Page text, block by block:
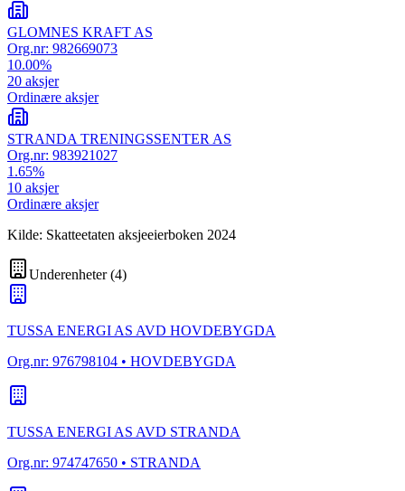
GLOMNES KRAFT AS
Org.nr: 982669073
10.00%
20 aksjer
Ordinære aksjer
STRANDA TRENINGSSENTER AS
Org.nr: 983921027
1.65%
10 aksjer
Ordinære aksjer
Kilde: Skatteetaten aksjeeierboken 2024
Underenheter(4)
TUSSA ENERGI AS AVD HOVDEBYGDA
Org.nr: 976798104 • HOVDEBYGDA
TUSSA ENERGI AS AVD STRANDA
Org.nr: 974747650 • STRANDA